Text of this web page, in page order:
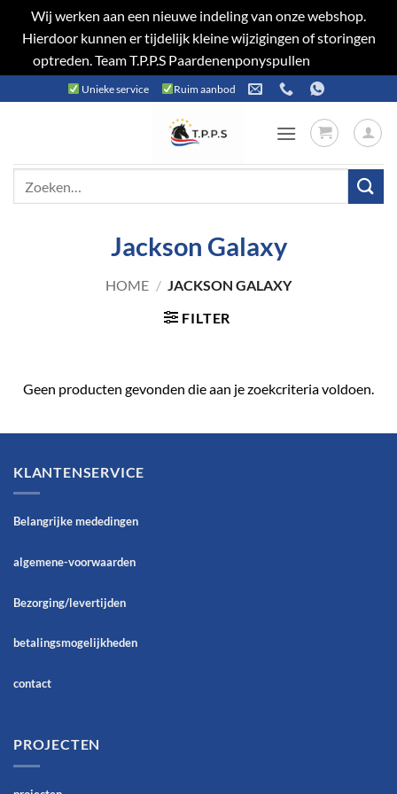
Wij werken aan een nieuwe indeling van onze webshop.
Hierdoor kunnen er tijdelijk kleine wijzigingen of storingen
optreden. Team T.P.P.S Paardenenponyspullen
naar
Unieke service Ruim aanbod
Jackson Galaxy
HOME / JACKSON GALAXY
FILTER
Geen producten gevonden die aan je zoekcriteria voldoen.
KLANTENSERVICE
Belangrijke mededingen
algemene-voorwaarden
Bezorging/levertijden
betalingsmogelijkheden
contact
PROJECTEN